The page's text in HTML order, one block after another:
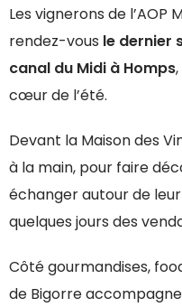
Les vignerons de l’AOP
rendez-vous le dernier
canal du Midi à Homps
cœur de l’été.
Devant la Maison des
à la main, pour faire
échanger autour de
quelques jours des
Côté gourmandises,
de Bigorre